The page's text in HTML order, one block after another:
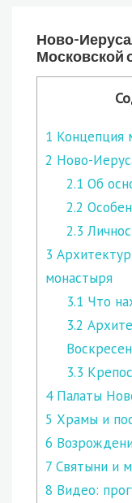
Ново-
Московской
1 Концепция
2 Ново-
2.1 Об
2.2
2.3
3
монастыря
3.1 Что
3.2
3.3
4Палаты
5 Храмы и
6
7 Святыни и
8 Видео: